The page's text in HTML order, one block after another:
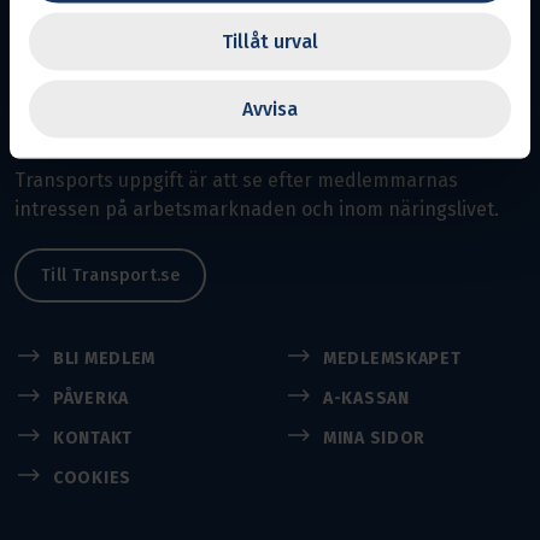
Tillåt urval
Avvisa
Malmö
Transports uppgift är att se efter medlemmarnas
intressen på arbetsmarknaden och inom näringslivet.
Till Transport.se
BLI MEDLEM
MEDLEMSKAPET
PÅVERKA
A-KASSAN
KONTAKT
MINA SIDOR
COOKIES